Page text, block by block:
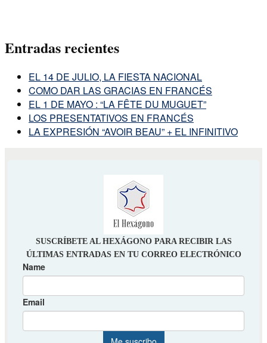
Entradas recientes
EL 14 DE JULIO, LA FIESTA NACIONAL
COMO DAR LAS GRACIAS EN FRANCÉS
EL 1 DE MAYO : “LA FÊTE DU MUGUET”
LOS PRESENTATIVOS EN FRANCÉS
LA EXPRESIÓN “AVOIR BEAU” + EL INFINITIVO